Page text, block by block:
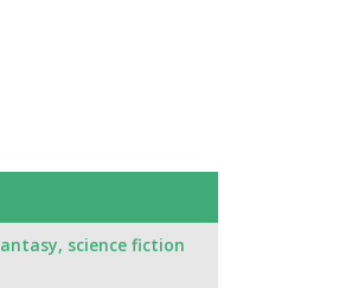
science fiction